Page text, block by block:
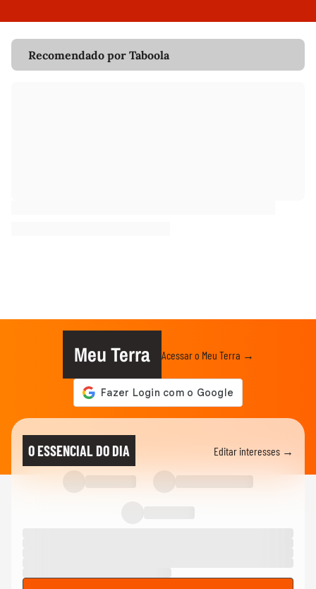
Recomendado por Taboola
Meu Terra Acessar o Meu Terra →
O ESSENCIAL DO DIA Editar interesses →